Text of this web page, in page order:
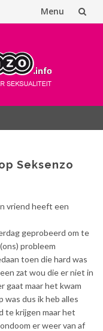
Menu
Seksenzo
vriend heeft een
geprobeerd om te
probleem
toen die hard was
zat wou die er niet in
gaat maar het kwam
was dus ik heb alles
te krijgen maar het
er weer van af